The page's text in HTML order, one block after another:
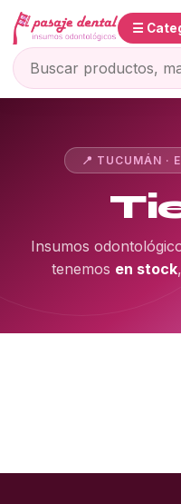
☰
📍 TUCUMÁN ·
Insumos
tenemos en stock